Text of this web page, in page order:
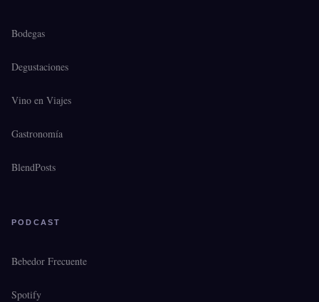
Bodegas
Degustaciones
Vino en Viajes
Gastronomía
BlendPosts
PODCAST
Bebedor Frecuente
Spotify